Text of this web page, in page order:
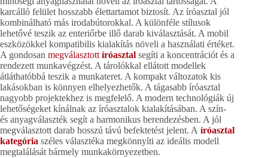
karcálló felület hosszabb élettartamot biztosít. Az íróasztal jól
kombinálható más irodabútorokkal. A különféle stílusok
lehetővé teszik az enteriőrbe illő darab kiválasztását. A mobil
eszközökkel kompatibilis kialakítás növeli a használati értéket.
A gondosan megválasztottíróasztal segíti a koncentrációt és a
rendezett munkavégzést. A tárolókkal ellátott modellek
átláthatóbbá teszik a munkateret. A kompakt változatok kis
lakásokban is könnyen elhelyezhetők. A tágasabb íróasztal
nagyobb projektekhez is megfelelő. A modern technológiák új
lehetőségeket kínálnak az íróasztalok kialakításában. A szín-
és anyagválaszték segít a harmonikus berendezésben. A jól
megválasztott darab hosszú távú befektetést jelent. A íróasztal
kategória széles választéka megkönnyíti az ideális modell
megtalálását bármely munkakörnyezetben.